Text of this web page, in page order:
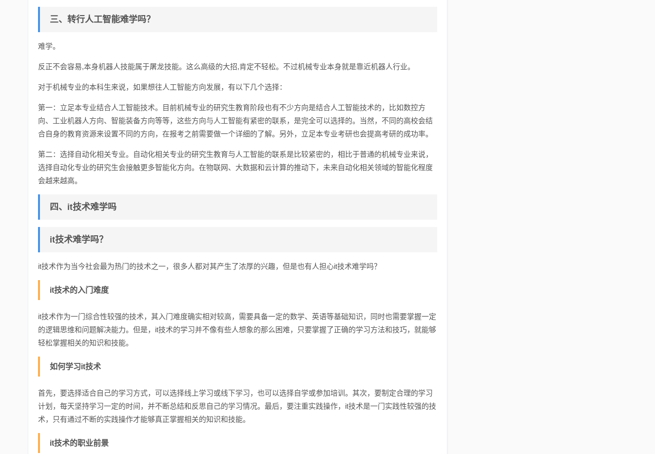
三、转行人工智能难学吗？
难学。
反正不会容易,本身机器人技能属于屠龙技能。这么高级的大招,肯定不轻松。不过机械专业本身就是靠近机器人行业。
对于机械专业的本科生来说，如果想往人工智能方向发展，有以下几个选择：
第一：立足本专业结合人工智能技术。目前机械专业的研究生教育阶段也有不少方向是结合人工智能技术的，比如数控方
向、工业机器人方向、智能装备方向等等，这些方向与人工智能有紧密的联系，是完全可以选择的。当然，不同的高校会结
合自身的教育资源来设置不同的方向，在报考之前需要做一个详细的了解。另外，立足本专业考研也会提高考研的成功率。
第二：选择自动化相关专业。自动化相关专业的研究生教育与人工智能的联系是比较紧密的，相比于普通的机械专业来说，
选择自动化专业的研究生会接触更多智能化方向。在物联网、大数据和云计算的推动下，未来自动化相关领域的智能化程度
会越来越高。
四、it技术难学吗
it技术难学吗？
it技术作为当今社会最为热门的技术之一，很多人都对其产生了浓厚的兴趣，但是也有人担心it技术难学吗？
it技术的入门难度
it技术作为一门综合性较强的技术，其入门难度确实相对较高，需要具备一定的数学、英语等基础知识，同时也需要掌握一定
的逻辑思维和问题解决能力。但是，it技术的学习并不像有些人想象的那么困难，只要掌握了正确的学习方法和技巧，就能够
轻松掌握相关的知识和技能。
如何学习it技术
首先，要选择适合自己的学习方式，可以选择线上学习或线下学习，也可以选择自学或参加培训。其次，要制定合理的学习
计划，每天坚持学习一定的时间，并不断总结和反思自己的学习情况。最后，要注重实践操作，it技术是一门实践性较强的技
术，只有通过不断的实践操作才能够真正掌握相关的知识和技能。
it技术的职业前景